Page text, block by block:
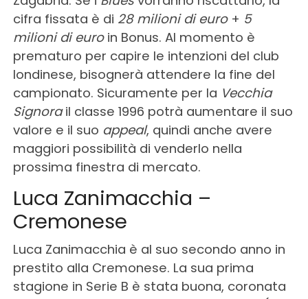
cifra fissata è di 28 milioni di euro+ 5
milioni di euroin Bonus. Al momento è
prematuro per capire le intenzioni del club
londinese, bisognerà attendere la fine del
campionato. Sicuramente per la Vecchia
Signorail classe 1996 potrà aumentare il suo
valore e il suo appeal, quindi anche avere
maggiori possibilità di venderlo nella
prossima finestra di mercato.
Luca Zanimacchia –
Cremonese
Luca Zanimacchia è al suo secondo anno in
prestito alla Cremonese. La sua prima
stagione in Serie B è stata buona, coronata